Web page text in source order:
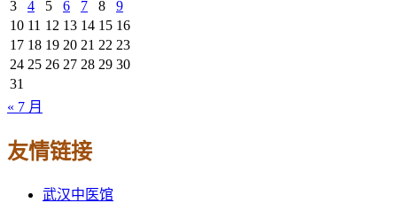
3
4 5 6 7 8
9
10 11 12 13 14 15 16
17 18 19 20 21 22 23
24 25 26 27 28 29 30
31
« 7 月
友情链接
武汉中医馆